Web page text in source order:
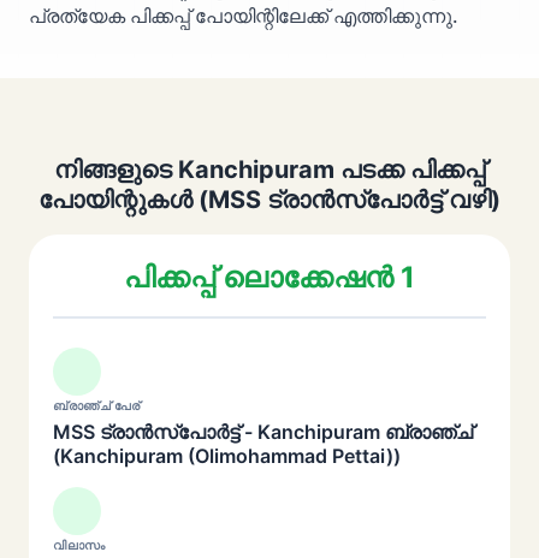
പ്രത്യേക പിക്കപ്പ് പോയിന്റിലേക്ക് എത്തിക്കുന്നു.
നിങ്ങളുടെ Kanchipuram പടക്ക പിക്കപ്പ്
പോയിന്റുകൾ (MSS ട്രാൻസ്പോർട്ട് വഴി)
പിക്കപ്പ് ലൊക്കേഷൻ 1
ബ്രാഞ്ച് പേര്
MSS ട്രാൻസ്പോർട്ട് - Kanchipuram ബ്രാഞ്ച്
(Kanchipuram (Olimohammad Pettai))
വിലാസം